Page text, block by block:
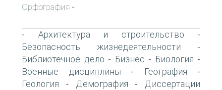
Орфография -
- Архитектура и строительство -
Безопасность жизнедеятельности -
Библиотечное дело - Бизнес - Биология -
Военные дисциплины - География -
Геология - Демография -
Диссертации